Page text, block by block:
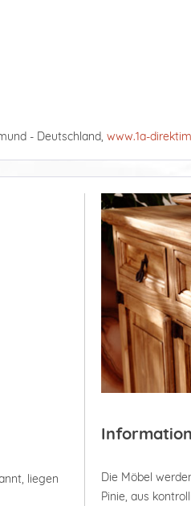
- Deutschland, www.1a-
liegen
Die Möbel
Pinie, aus